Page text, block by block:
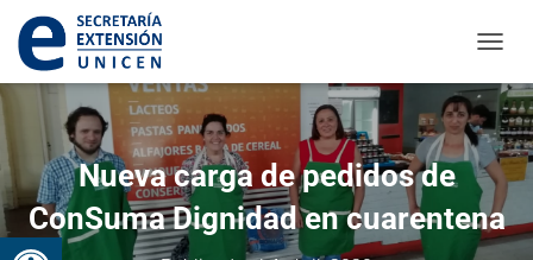
Abrir barra de herramientas
Nueva carga de pedidos de
ConSuma Dignidad en cuarentena